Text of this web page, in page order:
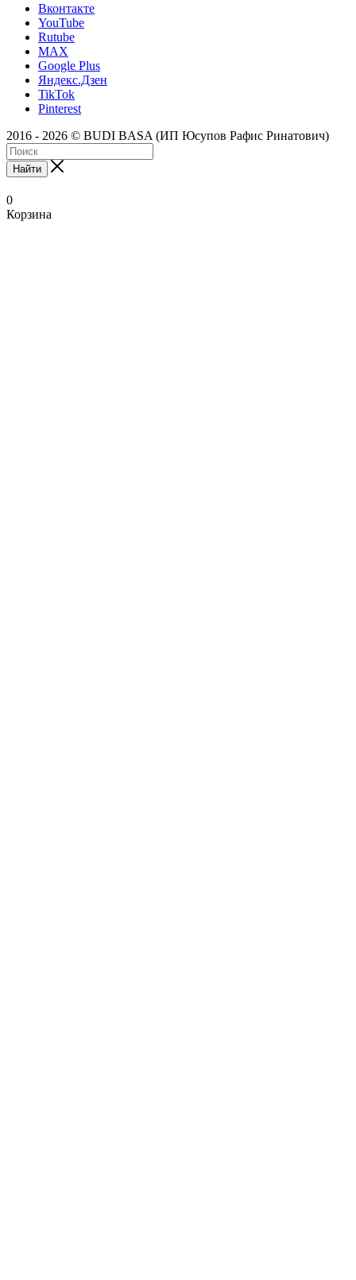
Вконтакте
YouTube
Rutube
MAX
Google Plus
Яндекс.Дзен
TikTok
Pinterest
2016 - 2026 © BUDI BASA (ИП Юсупов Рафис Ринатович)
Найти
0
Корзина